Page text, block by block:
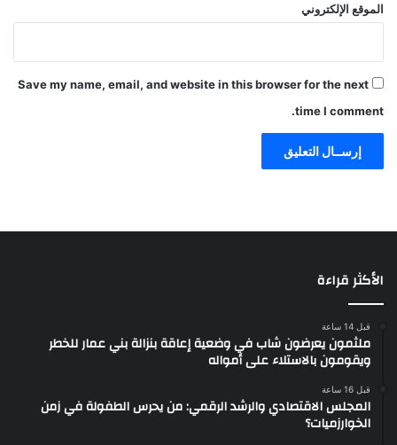
الموقع الإلكتروني
Save my name, email, and website in this browser for the next
time I comment.
الأكثر قراءة
قبل 14 ساعة
ملثمون يعرضون شاب في وضعية إعاقة بنزالة بني عمار للخطر
ويقومون بالاستلاء على أمواله
قبل 16 ساعة
المجلس الاقتصادي والرشد الرقمي: من يحرس الطفولة في زمن
الخوارزميات؟